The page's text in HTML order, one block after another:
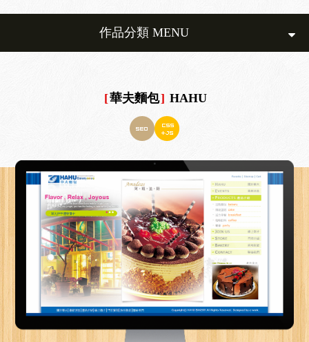
作品分類 MENU
[華夫麵包] HAHU